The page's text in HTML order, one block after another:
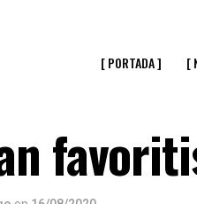
[ PORTADA ] [